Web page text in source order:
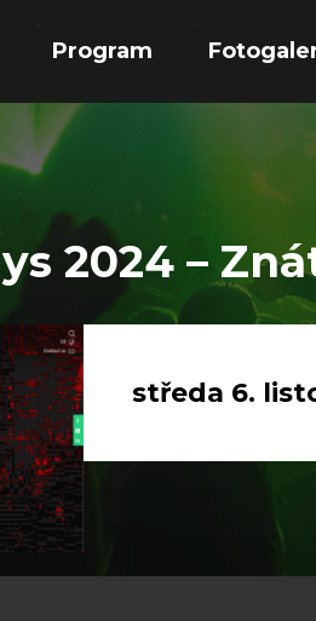
Program
2024 –
středa 6.